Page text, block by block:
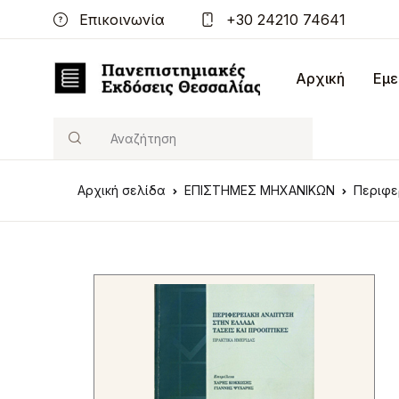
Επικοινωνία +30 24210 74641
Αρχική
Search
Αρχική σελίδα ΕΠΙΣΤΗΜΕΣ ΜΗΧΑΝΙΚΩΝ